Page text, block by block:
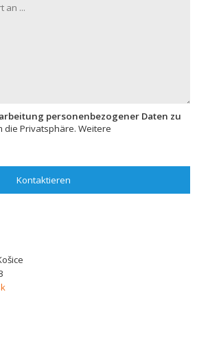
personenbezogener Daten zu
die Privatsphäre. Weitere
Kontaktieren